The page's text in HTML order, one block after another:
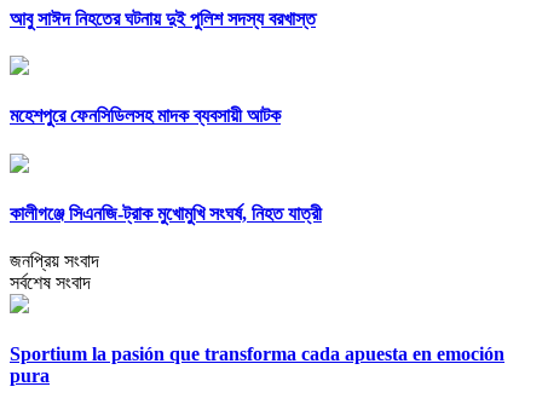
আবু সাঈদ নিহতের ঘটনায় দুই পুলিশ সদস্য বরখাস্ত
মহেশপুরে ফেনসিডিলসহ মাদক ব্যবসায়ী আটক
কালীগঞ্জে সিএনজি-ট্রাক মুখোমুখি সংঘর্ষ, নিহত যাত্রী
জনপ্রিয় সংবাদ
সর্বশেষ সংবাদ
Sportium la pasión que transforma cada apuesta en emoción
pura